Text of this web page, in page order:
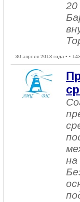
20
30 апреля 2013 года • •
на